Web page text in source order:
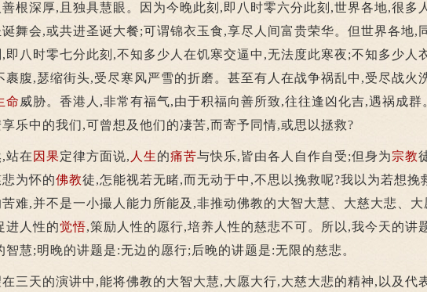
根深厚,且独具慧眼。因为今晚此刻,即八时零六分此刻,世界各地,很多
舞会,或共进圣诞大餐;可谓锦衣玉食,享尽人间富贵荣华。但世界各地,
即八时零七分此刻,不知多少人在饥寒交逼中,无法度此寒夜;不知多少人
裹腹,瑟缩街头,受尽寒风严雪的折磨。甚至有人在战争祸乱中,受尽战火
命 威胁。香港人,非常有福气,由于积福向善所致,往往逢凶化吉,遇祸成群
乐中的我们,可曾想及他们的凄苦,而寄予同情,或思以拯救?
在 因果定律方面说, 人生的痛苦与快乐,皆由各人自作自受;但身为宗教
为怀的佛教徒,怎能视若无睹,而无动于中,不思以挽救呢?我以为若想挽
难,并不是一小撮人能力所能及,非推动佛教的大智大慧、大慈大悲、大
进人性的觉悟,策励人性的愿行,培养人性的慈悲不可。所以,我今天的讲
智慧;明晚的讲题是:无边的愿行;后晚的讲题是:无限的慈悲。
天的演讲中,能将佛教的大智大慧,大愿大行,大慈大悲的精神,以及代